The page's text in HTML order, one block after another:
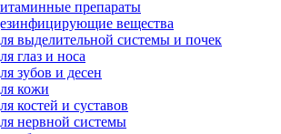
препараты
вещества
выделительной системы и почек
глаз и носа
зубов и десен
кожи
костей и суставов
нервной системы